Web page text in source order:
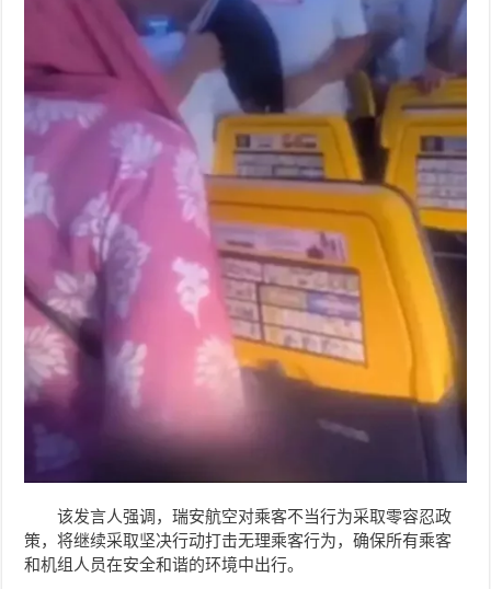
该发言人强调，瑞安航空对乘客不当行为采取零容忍政
策，将继续采取坚决行动打击无理乘客行为，确保所有乘客
和机组人员在安全和谐的环境中出行。